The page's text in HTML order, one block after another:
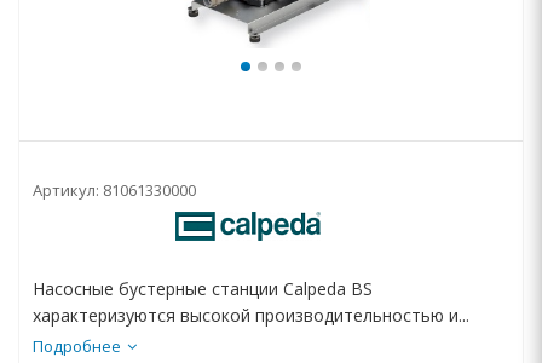
Артикул: 81061330000
Насосные бустерные станции Calpeda BS
характеризуются высокой производительностью и...
Подробнее